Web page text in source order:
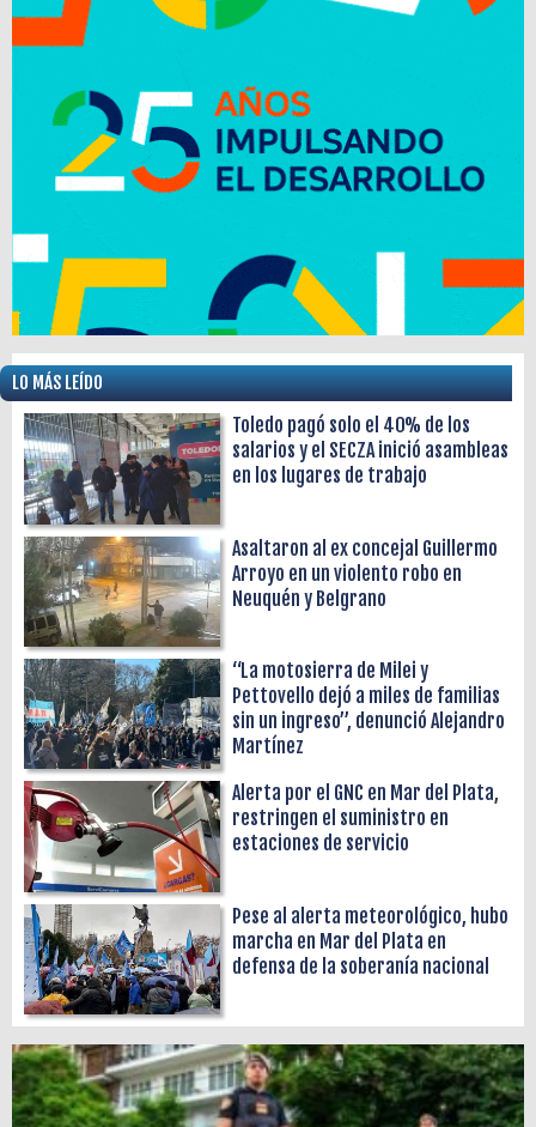
LO MÁS LEÍDO
Toledo pagó solo el 40% de los
salarios y el SECZA inició asambleas
en los lugares de trabajo
Asaltaron al ex concejal Guillermo
Arroyo en un violento robo en
Neuquén y Belgrano
“La motosierra de Milei y
Pettovello dejó a miles de familias
sin un ingreso”, denunció Alejandro
Martínez
Alerta por el GNC en Mar del Plata,
restringen el suministro en
estaciones de servicio
Pese al alerta meteorológico, hubo
marcha en Mar del Plata en
defensa de la soberanía nacional